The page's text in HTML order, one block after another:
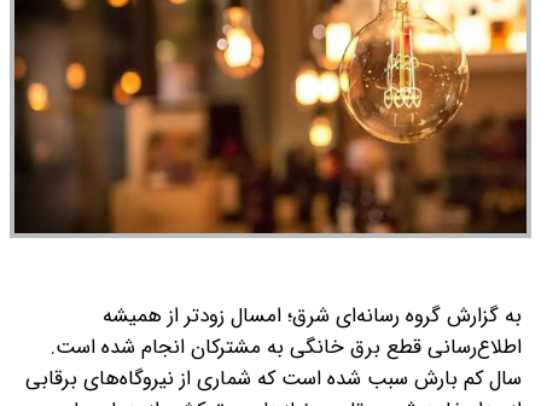
۱۴۰۵ / شاخص افزایشی شد + تحلیل
به گزارش گروه رسانه‌ای شرق؛ امسال زودتر از همیشه
اطلاع‌رسانی قطع برق خانگی به مشترکان انجام شده است.
سال کم بارش سبب شده است که شماری از نیروگاه‌های برقابی